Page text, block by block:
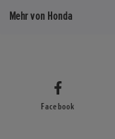
Mehr von Honda
Facebook